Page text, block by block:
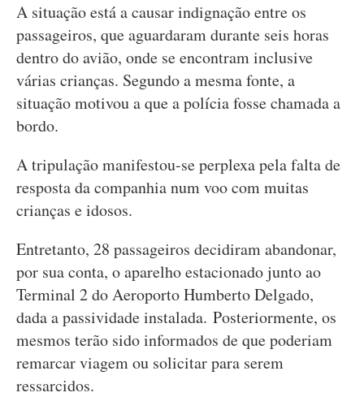
A situação está a causar indignação entre os
passageiros, que aguardaram durante seis horas
dentro do avião, onde se encontram inclusive
várias crianças. Segundo a mesma fonte, a
situação motivou a que a polícia fosse chamada a
bordo.
A tripulação manifestou-se perplexa pela falta de
resposta da companhia num voo com muitas
crianças e idosos.
Entretanto, 28 passageiros decidiram abandonar,
por sua conta, o aparelho estacionado junto ao
Terminal 2 do Aeroporto Humberto Delgado,
dada a passividade instalada. Posteriormente, os
mesmos terão sido informados de que poderiam
remarcar viagem ou solicitar para serem
ressarcidos.